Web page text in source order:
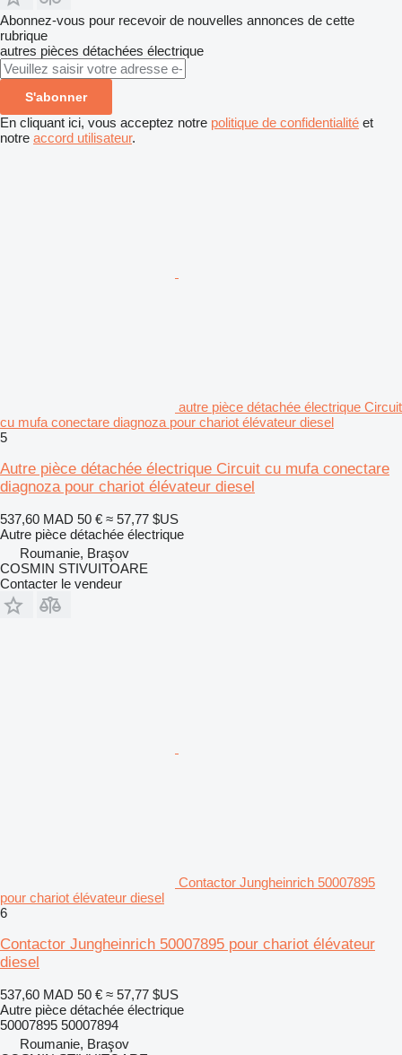
Abonnez-vous pour recevoir de nouvelles annonces de cette
rubrique
autres pièces détachées électrique
S'abonner
En cliquant ici, vous acceptez notre politique de confidentialité et
notre accord utilisateur.
autre pièce détachée électrique Circuit
cu mufa conectare diagnoza pour chariot élévateur diesel
5
Autre pièce détachée électrique Circuit cu mufa conectare
diagnoza pour chariot élévateur diesel
537,60 MAD 50 € ≈ 57,77 $US
Autre pièce détachée électrique
Roumanie, Braşov
COSMIN STIVUITOARE
Contacter le vendeur
Contactor Jungheinrich 50007895
pour chariot élévateur diesel
6
Contactor Jungheinrich 50007895 pour chariot élévateur
diesel
537,60 MAD 50 € ≈ 57,77 $US
Autre pièce détachée électrique
50007895 50007894
Roumanie, Braşov